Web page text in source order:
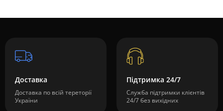
Доставка
Доставка по всій тереторії
України
Підтримка 24/7
Служба підтримки клієнтів
24/7 без вихідних